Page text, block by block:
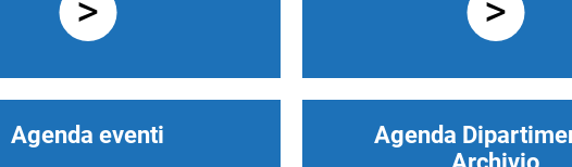
Agenda eventi
Agenda